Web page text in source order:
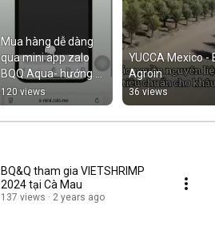
Mua hàng dễ dàng
qua mini app zalo
BQQ Aqua- hướng
dẫn cài đặt app BQQ
Aqua về điện thoại
120 views
YUCCA Mexico -
Agroin
36 views
BQ&Q tham gia VIETSHRIMP
2024 tại Cà Mau
137 views 2 years ago